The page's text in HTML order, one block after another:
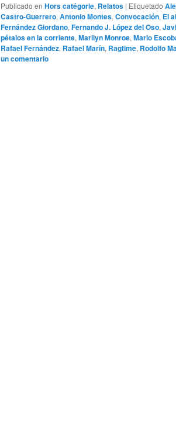
Publicado en Hors catégorie, Relatos | Etiquetado
Castro-Guerrero, Antonio Montes, Convocación, El
Fernández Giordano, Fernando J. López del Oso,
pétalos en la corriente, Marilyn Monroe, Mario
Rafael Fernández, Rafael Marín, Ragtime, Rodolfo
un comentario